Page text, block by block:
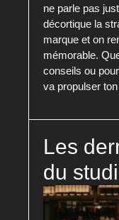
ne parle pas
décortique la
marque et on
mémorable.
conseils ou
va propulser
Les
du